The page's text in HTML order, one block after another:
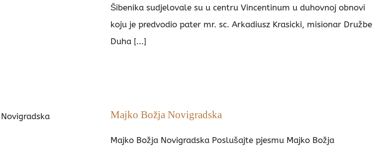
Šibenika sudjelovale su u centru Vincentinum u duhovnoj obnovi
koju je predvodio pater mr. sc. Arkadiusz Krasicki, misionar Družbe
Duha [...]
Majko Božja Novigradska
Majko Božja Novigradska Poslušajte pjesmu Majko Božja